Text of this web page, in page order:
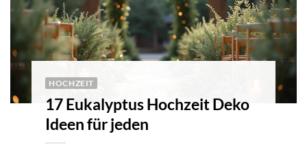
HOCHZEIT
17 Eukalyptus Hochzeit Deko
Ideen für jeden